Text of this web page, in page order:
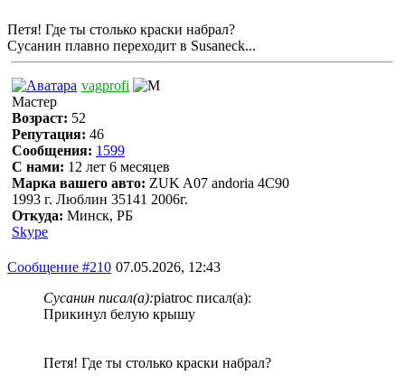
Петя! Где ты столько краски набрал?
Сусанин плавно переходит в Susaneck...
vagprofi
Мастер
Возраст: 52
Репутация: 46
Сообщения: 1599
С нами: 12 лет 6 месяцев
Марка вашего авто: ZUK A07 andoria 4C90
1993 г. Люблин 35141 2006г.
Откуда: Минск, РБ
Skype
Сообщение #210 07.05.2026, 12:43
Сусанин писал(а):piatroc писал(а):
Прикинул белую крышу
Петя! Где ты столько краски набрал?